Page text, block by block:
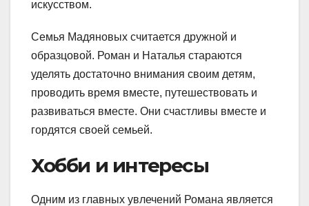
искусством.
Семья Мадяновых считается дружной и
образцовой. Роман и Наталья стараются
уделять достаточно внимания своим детям,
проводить время вместе, путешествовать и
развиваться вместе. Они счастливы вместе и
гордятся своей семьей.
Хобби и интересы
Одним из главных увлечений Романа является